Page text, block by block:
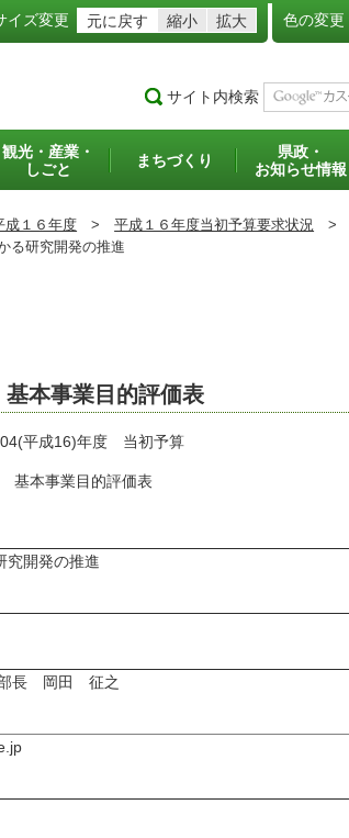
イズ変更 元に戻す 縮小 拡大 色の変更
サイト内検索
観光・産業・
しごと
まちづくり
県政・
お知らせ情報
成１６年度 > 平成１６年度当初予算要求状況 >
る研究開発の推進
本事業目的評価表
平成16)年度 当初予算
基本事業目的評価表
究開発の推進
部長 岡田 征之